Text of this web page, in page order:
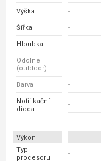
Výška -
Šířka -
Hloubka -
Odolné
(outdoor)
-
Barva -
Notifikační
dioda
-
Výkon
Typ
procesoru
-